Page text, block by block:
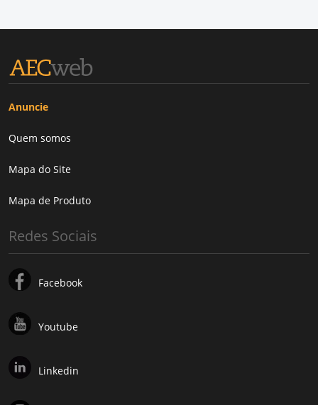
Anuncie
Quem somos
Mapa do Site
Mapa de Produto
Redes Sociais
Facebook
Youtube
Linkedin